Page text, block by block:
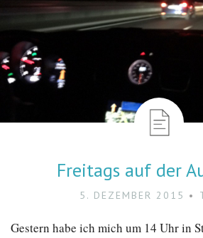
Freitags auf der
5. DEZEMBER 2015
Gestern habe ich mich um 14 Uhr in